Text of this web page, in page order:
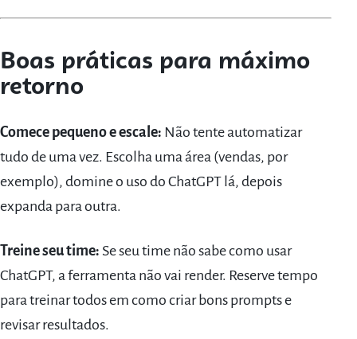
Boas práticas para máximo
retorno
Comece pequeno e escale: Não tente automatizar
tudo de uma vez. Escolha uma área (vendas, por
exemplo), domine o uso do ChatGPT lá, depois
expanda para outra.
Treine seu time: Se seu time não sabe como usar
ChatGPT, a ferramenta não vai render. Reserve tempo
para treinar todos em como criar bons prompts e
revisar resultados.